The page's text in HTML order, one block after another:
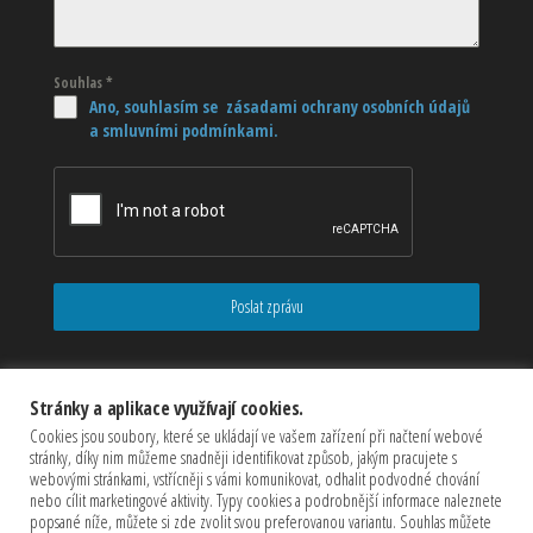
Souhlas*
Ano, souhlasím se zásadami ochrany osobních údajů
a smluvními podmínkami.
Poslat zprávu
Stránky a aplikace využívají cookies.
Cookies jsou soubory, které se ukládají ve vašem zařízení při načtení webové
stránky, díky nim můžeme snadněji identifikovat způsob, jakým pracujete s
webovými stránkami, vstřícněji s vámi komunikovat, odhalit podvodné chování
nebo cílit marketingové aktivity. Typy cookies a podrobnější informace naleznete
popsané níže, můžete si zde zvolit svou preferovanou variantu. Souhlas můžete